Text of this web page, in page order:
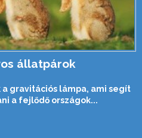
állatpárok
a gravitációs lámpa, ami segít
a fejlődő országok...